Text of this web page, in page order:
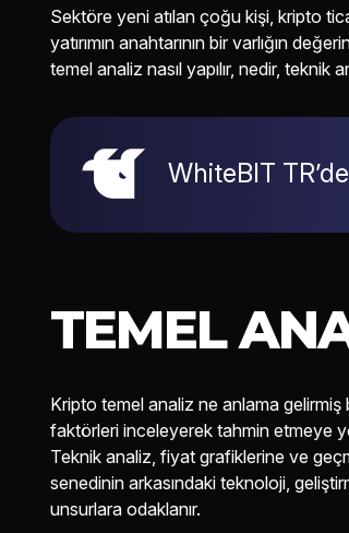
Sektöre yeni atılan çoğu kişi, kripto
yatırımın anahtarının bir varlığın
temel analiz nasıl yapılır, nedir, teknik
WhiteBIT
TEMEL
Kripto temel analiz ne anlama gelirmiş
faktörleri inceleyerek tahmin etmeye
Teknik analiz, fiyat grafiklerine ve
senedinin arkasındaki teknoloji,
unsurlara odaklanır.